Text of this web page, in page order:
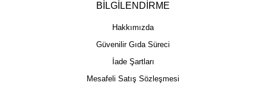
BİLGİLENDİRME
Hakkımızda
Güvenilir Gıda Süreci
İade Şartları
Mesafeli Satış Sözleşmesi